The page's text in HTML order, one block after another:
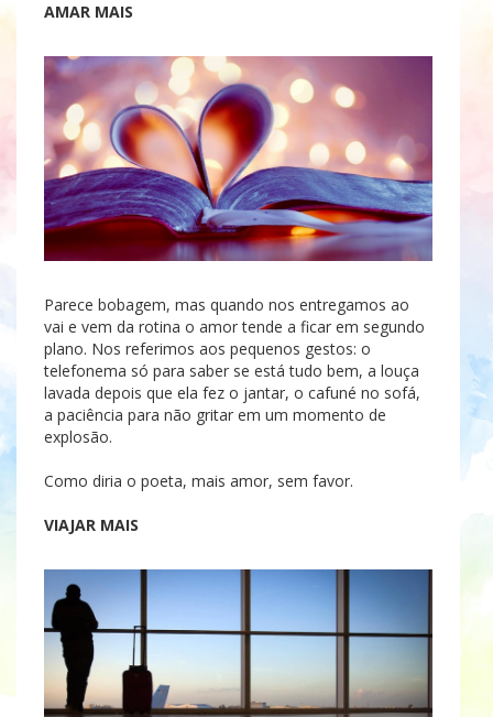
AMAR MAIS
Parece bobagem, mas quando nos entregamos ao
vai e vem da rotina o amor tende a ficar em segundo
plano. Nos referimos aos pequenos gestos: o
telefonema só para saber se está tudo bem, a louça
lavada depois que ela fez o jantar, o cafuné no sofá,
a paciência para não gritar em um momento de
explosão.
Como diria o poeta, mais amor, sem favor.
VIAJAR MAIS